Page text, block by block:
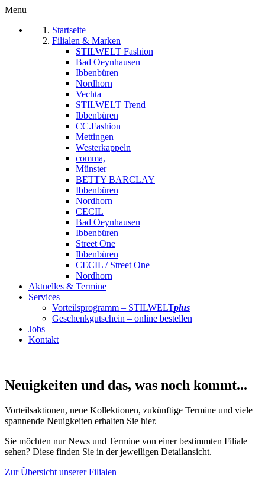
Menu
Startseite
Filialen & Marken
STILWELT Fashion
Bad Oeynhausen
Ibbenbüren
Nordhorn
Vechta
STILWELT Trend
Ibbenbüren
CC.Fashion
Mettingen
Westerkappeln
comma,
Münster
BETTY BARCLAY
Ibbenbüren
Nordhorn
CECIL
Bad Oeynhausen
Ibbenbüren
Street One
Ibbenbüren
CECIL / Street One
Nordhorn
Aktuelles & Termine
Services
Vorteilsprogramm – STILWELTplus
Geschenkgutschein – online bestellen
Jobs
Kontakt
Neuigkeiten und das, was noch kommt...
Vorteilsaktionen, neue Kollektionen, zukünftige Termine und viele
spannende Neuigkeiten erhalten Sie hier.
Sie möchten nur News und Termine von einer bestimmten Filiale
sehen? Diese finden Sie in der jeweiligen Detailansicht.
Zur Übersicht unserer Filialen